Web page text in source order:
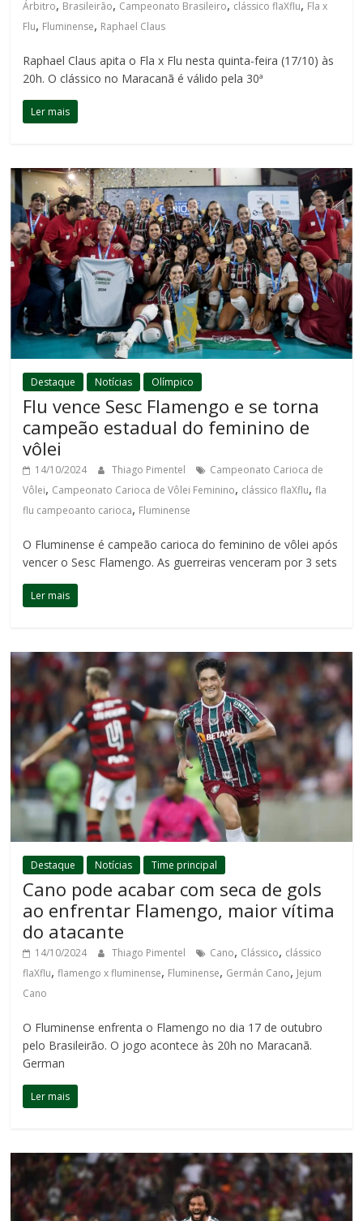
Árbitro, Brasileirão, Campeonato Brasileiro, clássico flaXflu, Fla x
Flu, Fluminense, Raphael Claus
Raphael Claus apita o Fla x Flu nesta quinta-feira (17/10) às
20h. O clássico no Maracanã é válido pela 30ª
Ler mais
Destaque Notícias Olímpico
Flu vence Sesc Flamengo e se torna
campeão estadual do feminino de
vôlei
14/10/2024 Thiago Pimentel
Campeonato Carioca de
Vôlei, Campeonato Carioca de Vôlei Feminino, clássico flaXflu,fla
flu campeoanto carioca, Fluminense
O Fluminense é campeão carioca do feminino de vôlei após
vencer o Sesc Flamengo. As guerreiras venceram por 3 sets
Ler mais
Destaque Notícias Time principal
Cano pode acabar com seca de gols
ao enfrentar Flamengo, maior vítima
do atacante
14/10/2024 Thiago Pimentel Cano, Clássico, clássico
flaXflu,flamengo x fluminense, Fluminense, Germán Cano, Jejum
Cano
O Fluminense enfrenta o Flamengo no dia 17 de outubro
pelo Brasileirão. O jogo acontece às 20h no Maracanã.
German
Ler mais